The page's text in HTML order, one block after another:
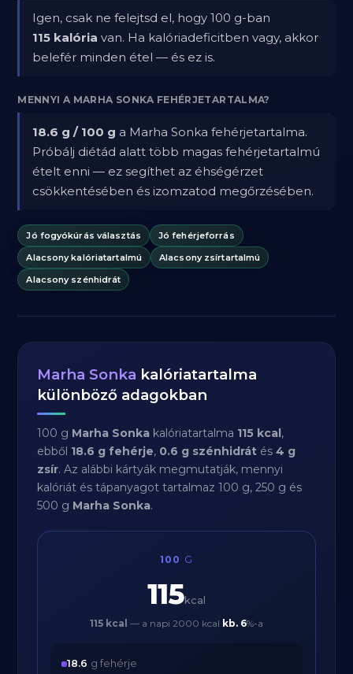
Igen, csak ne felejtsd el, hogy 100 g-ban
115 kalória van. Ha kalóriadeficitben vagy, akkor
belefér minden étel — és ez is.
MENNYI A MARHA SONKA FEHÉRJETARTALMA?
18.6 g / 100 g a Marha Sonka fehérjetartalma.
Próbálj diétád alatt több magas fehérjetartalmú
ételt enni — ez segíthet az éhségérzet
csökkentésében és izomzatod megőrzésében.
Jó fogyókúrás választás
Jó fehérjeforrás
Alacsony kalóriatartalmú
Alacsony zsírtartalmú
Alacsony szénhidrát
Marha Sonka kalóriatartalma
különböző adagokban
100 g Marha Sonka kalóriatartalma 115 kcal,
ebből 18.6 g fehérje, 0.6 g szénhidrát és4 g
zsír. Az alábbi kártyák megmutatják, mennyi
kalóriát és tápanyagot tartalmaz 100 g, 250 g és
500 g Marha Sonka.
100 G
115kcal
115 kcal — a napi 2000 kcal kb. 6%-a
18.6 g fehérje